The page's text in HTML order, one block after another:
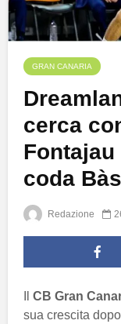
GRAN CANARIA
cerca
coda
Redazione
CB Gran
sua crescita